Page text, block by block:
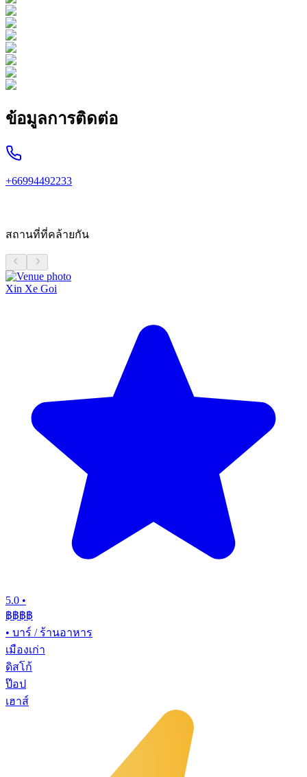
ข้อมูลการติดต่อ
+66994492233
สถานที่ที่คล้ายกัน
Xin Xe Goi
5.0 •
฿฿฿฿
• บาร์ / ร้านอาหาร
เมืองเก่า
ดิสโก้
ป๊อป
เฮาส์